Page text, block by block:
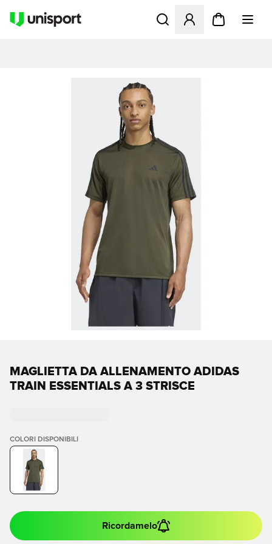
Apre una finestra modale
MAGLIETTA DA ALLENAMENTO ADIDAS
TRAIN ESSENTIALS A 3 STRISCE
COLORI DISPONIBILI
Ricordamelo